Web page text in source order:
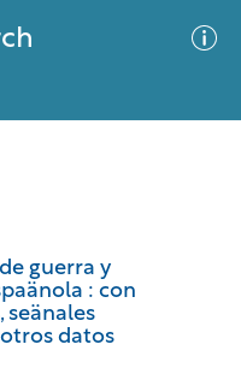
guerra y
: con
seänales
datos
criteria